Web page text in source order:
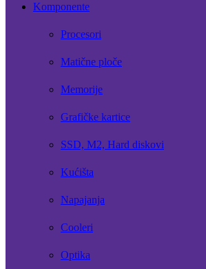
Komponente
Procesori
Matične ploče
Memorije
Grafičke kartice
SSD, M2, Hard diskovi
Kućišta
Napajanja
Cooleri
Optika